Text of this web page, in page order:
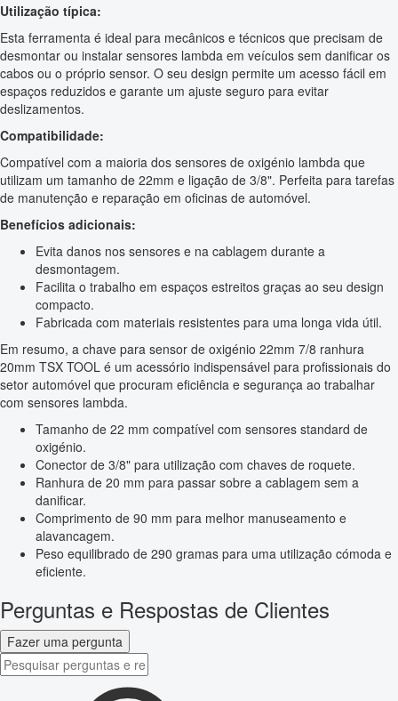
Utilização típica:
Esta ferramenta é ideal para mecânicos e técnicos que precisam de
desmontar ou instalar sensores lambda em veículos sem danificar os
cabos ou o próprio sensor. O seu design permite um acesso fácil em
espaços reduzidos e garante um ajuste seguro para evitar
deslizamentos.
Compatibilidade:
Compatível com a maioria dos sensores de oxigénio lambda que
utilizam um tamanho de 22mm e ligação de 3/8". Perfeita para tarefas
de manutenção e reparação em oficinas de automóvel.
Benefícios adicionais:
Evita danos nos sensores e na cablagem durante a
desmontagem.
Facilita o trabalho em espaços estreitos graças ao seu design
compacto.
Fabricada com materiais resistentes para uma longa vida útil.
Em resumo, a chave para sensor de oxigénio 22mm 7/8 ranhura
20mm TSX TOOL é um acessório indispensável para profissionais do
setor automóvel que procuram eficiência e segurança ao trabalhar
com sensores lambda.
Tamanho de 22 mm compatível com sensores standard de
oxigénio.
Conector de 3/8" para utilização com chaves de roquete.
Ranhura de 20 mm para passar sobre a cablagem sem a
danificar.
Comprimento de 90 mm para melhor manuseamento e
alavancagem.
Peso equilibrado de 290 gramas para uma utilização cómoda e
eficiente.
Perguntas e Respostas de Clientes
Fazer uma pergunta